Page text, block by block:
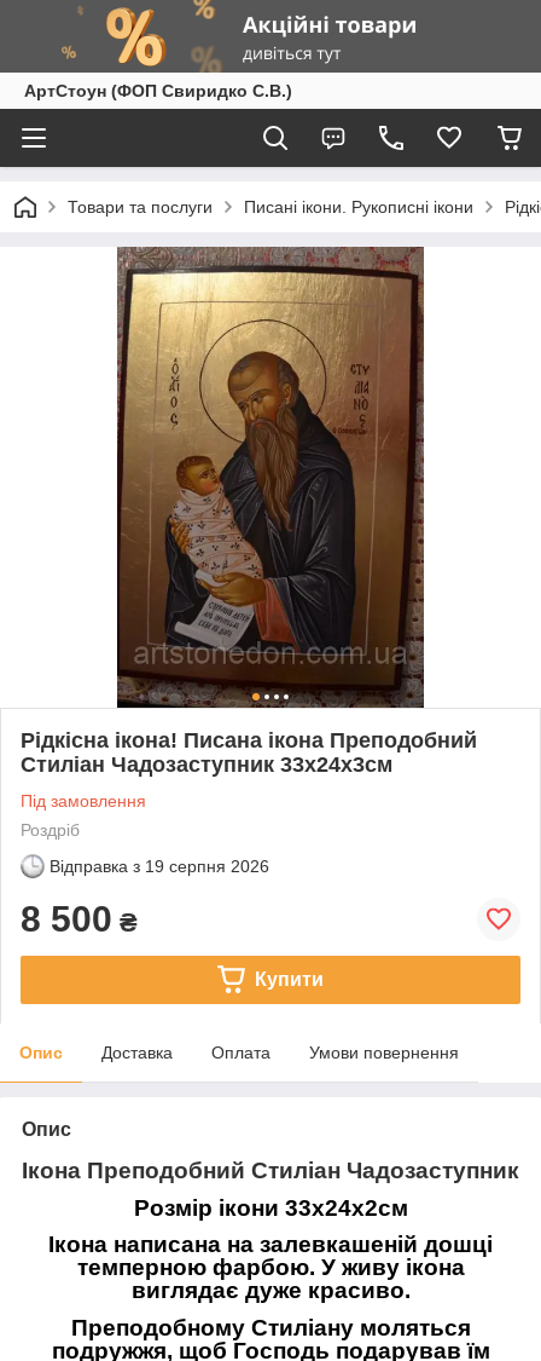
АртСтоун (ФОП Свиридко С.В.)
Товари та послуги Писані ікони. Рукописні ікони
Рідкісна ікона! Писана ікона Преподобний
Стиліан Чадозаступник 33х24х3см
Під замовлення
Роздріб
Відправка з 19 серпня 2026
8 500 ₴
Купити
Опис Доставка Оплата Умови повернення
Опис
Ікона Преподобний Стиліан Чадозаступник
Розмір ікони 33х24х2см
Ікона написана на залевкашеній дошці
темперною фарбою. У живу ікона
виглядає дуже красиво.
Преподобному Стиліану моляться
подружжя, щоб Господь подарував їм